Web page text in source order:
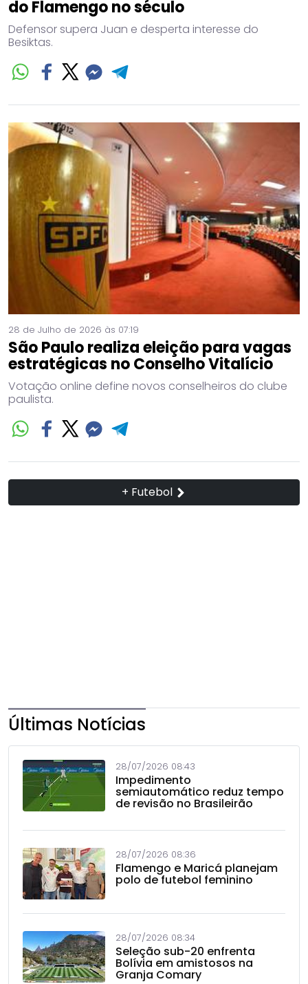
do Flamengo no século
Defensor supera Juan e desperta interesse do
Besiktas.
28 de Julho de 2026 às 07:19
São Paulo realiza eleição para vagas
estratégicas no Conselho Vitalício
Votação online define novos conselheiros do clube
paulista.
+ Futebol
Últimas Notícias
28/07/2026 08:43
Impedimento
semiautomático reduz tempo
de revisão no Brasileirão
28/07/2026 08:36
Flamengo e Maricá planejam
polo de futebol feminino
28/07/2026 08:34
Seleção sub-20 enfrenta
Bolívia em amistosos na
Granja Comary